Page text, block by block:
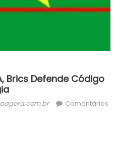
Brics Defende Código
Comentários